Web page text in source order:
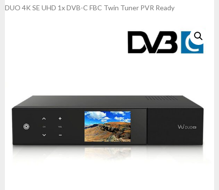
DUO 4K SE UHD 1x DVB-C FBC Twin Tuner PVR Ready